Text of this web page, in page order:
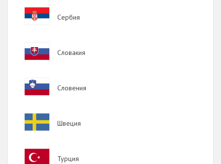
Image
Сербия
Image
Словакия
Image
Словения
Image
Швеция
Image
Турция